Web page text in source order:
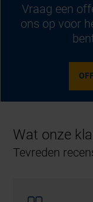
Vraag een
ons op voor
Wat onze
Tevreden